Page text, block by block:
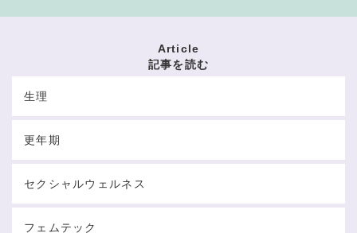
Article
記事を読む
生理
更年期
セクシャルウェルネス
フェムテック